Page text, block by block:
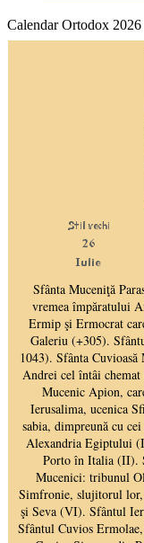
Calendar Ortodox 2026